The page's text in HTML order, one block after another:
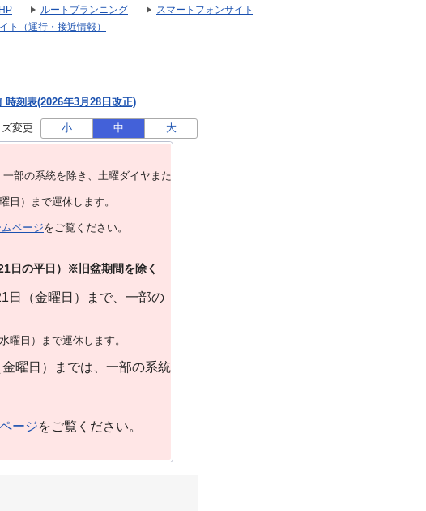
ルートプランニング
スマートフォンサイト
ト（運行・接近情報）
時刻表(2026年3月28日改正)
変更 小 中 大
部の系統を除き、⼟曜ダイヤまた
）まで運休します。
ページをご覧ください。
日の平日）※旧盆期間を除く
日（金曜日）まで、一部の
日）まで運休します。
曜日）までは、一部の系統
ージをご覧ください。